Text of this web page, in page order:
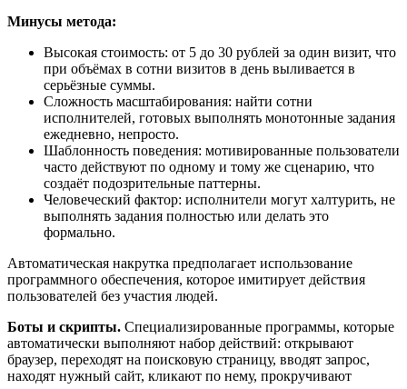
Минусы метода:
Высокая стоимость: от 5 до 30 рублей за один визит, что
при объёмах в сотни визитов в день выливается в
серьёзные суммы.
Сложность масштабирования: найти сотни
исполнителей, готовых выполнять монотонные задания
ежедневно, непросто.
Шаблонность поведения: мотивированные пользователи
часто действуют по одному и тому же сценарию, что
создаёт подозрительные паттерны.
Человеческий фактор: исполнители могут халтурить, не
выполнять задания полностью или делать это
формально.
Автоматическая накрутка предполагает использование
программного обеспечения, которое имитирует действия
пользователей без участия людей.
Боты и скрипты. Специализированные программы, которые
автоматически выполняют набор действий: открывают
браузер, переходят на поисковую страницу, вводят запрос,
находят нужный сайт, кликают по нему, прокручивают